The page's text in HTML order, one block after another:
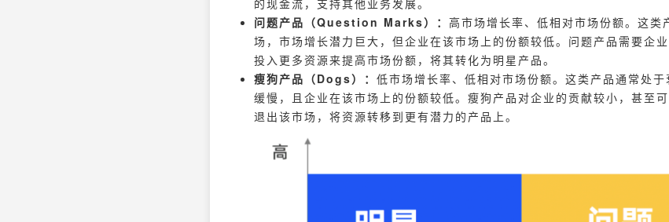
的现金流，支持其他业务发展。
问题产品（Question Marks）： 高市场增长率、低相对市场份额。这类
场，市场增长潜力巨大，但企业在该市场上的份额较低。问题产品需要企
投入更多资源来提高市场份额，将其转化为明星产品。
瘦狗产品（Dogs）： 低市场增长率、低相对市场份额。这类产品通常处
缓慢，且企业在该市场上的份额较低。瘦狗产品对企业的贡献较小，甚至
退出该市场，将资源转移到更有潜力的产品上。